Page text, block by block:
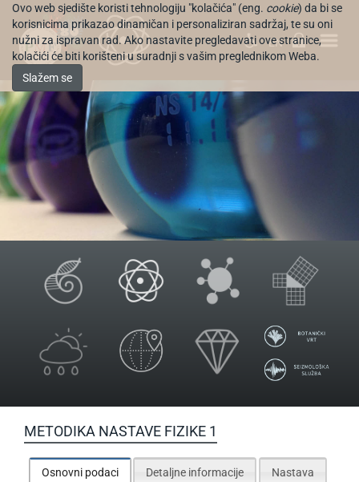
Ovo web sjedište koristi tehnologiju "kolačića" (eng. cookie) da bi se
korisnicima prikazao dinamičan i personaliziran sadržaj, te su oni
nužni za ispravan rad. Ako nastavite pregledavati ove stranice,
kolačići će biti korišteni u suradnji s vašim preglednikom Weba.
Slažem se
EN
METODIKA NASTAVE FIZIKE 1
Osnovni podaci Detaljne informacije Nastava